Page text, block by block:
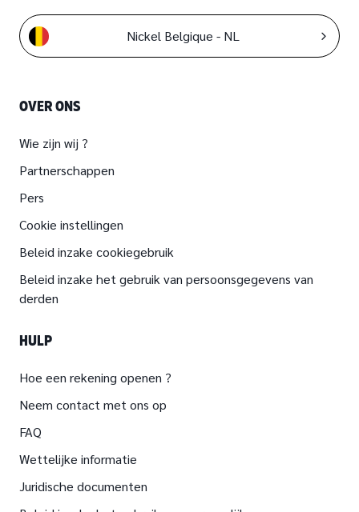
OVER ONS
Wie zijn wij ?
Partnerschappen
Pers
Cookie instellingen
Beleid inzake cookiegebruik
Beleid inzake het gebruik van persoonsgegevens van
derden
HULP
Hoe een rekening openen ?
Neem contact met ons op
FAQ
Wettelijke informatie
Juridische documenten
Nickel Belgique - NL